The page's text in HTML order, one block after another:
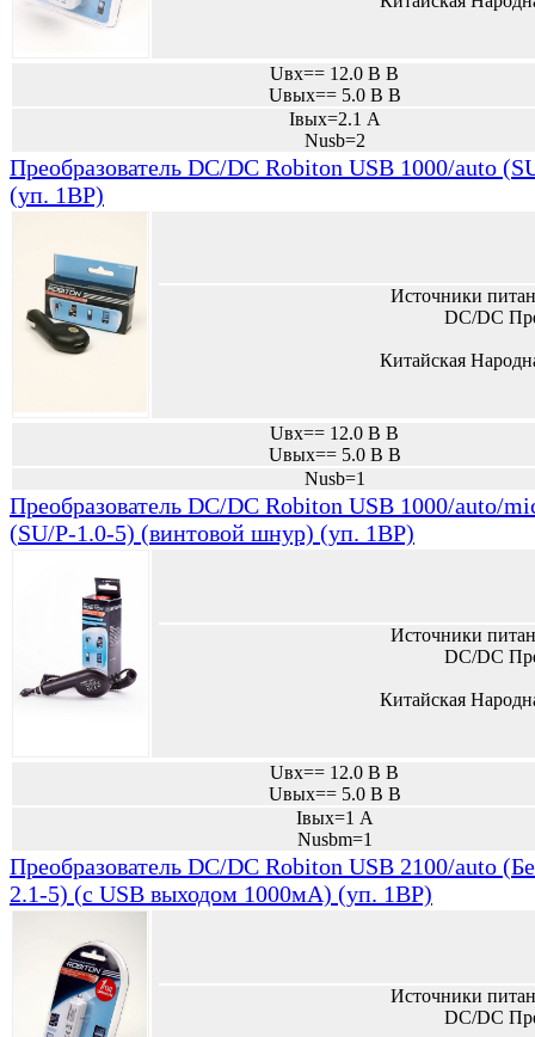
Uвх== 12.0 В В
Uвых== 5.0 В В
Iвых=2.1 А
Nusb=2
Преобразователь DC/DC Robiton USB 1000/auto
(уп. 1BP)
Источники
DC/DC
Китайская
Uвх== 12.0 В В
Uвых== 5.0 В В
Nusb=1
Преобразователь DC/DC Robiton USB 1000/auto/
(SU/P-1.0-5) (винтовой шнур) (уп. 1BP)
Источники
DC/DC
Китайская
Uвх== 12.0 В В
Uвых== 5.0 В В
Iвых=1 А
Nusbm=1
Преобразователь DC/DC Robiton USB 2100/auto
2.1-5) (с USB выходом 1000мА) (уп. 1BP)
Источники
DC/DC